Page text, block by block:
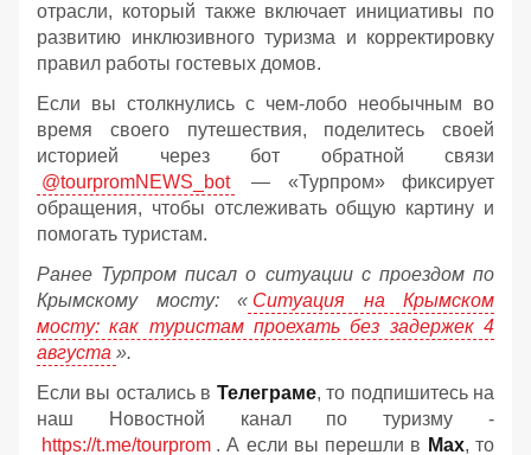
отрасли, который также включает инициативы по
развитию инклюзивного туризма и корректировку
правил работы гостевых домов.
Если вы столкнулись с чем-лобо необычным во
время своего путешествия, поделитесь своей
историей через бот обратной связи
@tourpromNEWS_bot
— «Турпром» фиксирует
обращения, чтобы отслеживать общую картину и
помогать туристам.
Ранее Турпром писал о ситуации с проездом по
Крымскому мосту: « Ситуация на Крымском
мосту: как туристам проехать без задержек 4
августа ».
Если вы остались в Телеграме, то подпишитесь на
наш Новостной канал по туризму -
https://t.me/tourprom . А если вы перешли в Мах, то